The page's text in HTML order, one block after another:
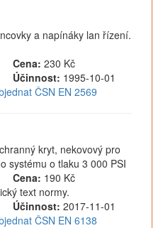
a napínáky lan řízení.
Cena: 230 Kč
Účinnost: 1995-10-01
ČSN EN 2569
kryt, nekovový pro
systému o tlaku 3 000 PSI
Cena: 190 Kč
text normy.
Účinnost: 2017-11-01
ČSN EN 6138